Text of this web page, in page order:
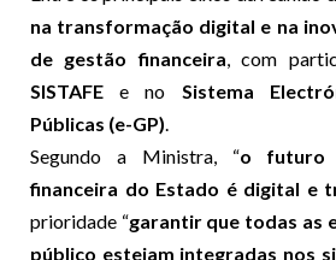
na transformação digital e na
de gestão financeira, com
SISTAFE e no Sistema
Públicas (e-GP).
Segundo a Ministra, “o futuro
financeira do Estado é digital e
prioridade “garantir que todas as
público estejam integradas nos